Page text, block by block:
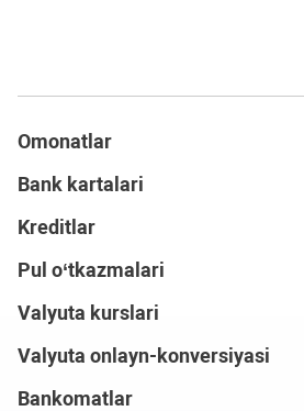
Omonatlar
Bank kartalari
Kreditlar
Pul o‘tkazmalari
Valyuta kurslari
Valyuta onlayn-konversiyasi
Bankomatlar